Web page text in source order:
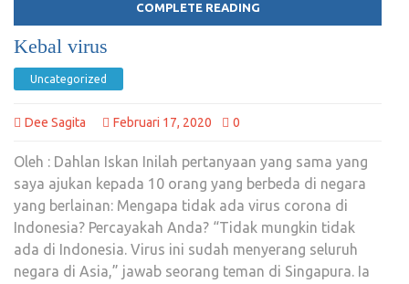
COMPLETE READING
Kebal virus
Uncategorized
Dee Sagita Februari 17, 2020 0
Oleh : Dahlan Iskan Inilah pertanyaan yang sama yang
saya ajukan kepada 10 orang yang berbeda di negara
yang berlainan: Mengapa tidak ada virus corona di
Indonesia? Percayakah Anda? “Tidak mungkin tidak
ada di Indonesia. Virus ini sudah menyerang seluruh
negara di Asia,” jawab seorang teman di Singapura. Ia